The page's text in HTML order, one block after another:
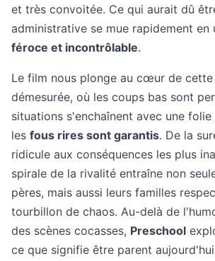
et très convoitée. Ce qui aurait dû
administrative se mue rapidement en
féroce et incontrôlable.
Le film nous plonge au cœur de
démesurée, où les coups bas sont
situations s'enchaînent avec une
les fous rires sont garantis. De la
ridicule aux conséquences les plus
spirale de la rivalité entraîne non
pères, mais aussi leurs familles
tourbillon de chaos. Au-delà de
des scènes cocasses, Preschool
ce que signifie être parent